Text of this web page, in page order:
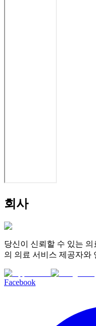
회사
당신이 신뢰할 수 있는
의 의료 서비스 제공자와
Facebook